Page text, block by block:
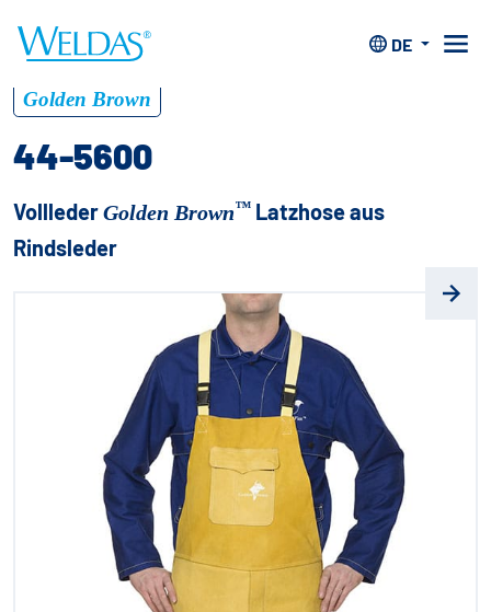
DE
Bekleidung > 44-5600
Golden Brown
44-5600
VolllederGolden Brown™ Latzhose aus
Rindsleder